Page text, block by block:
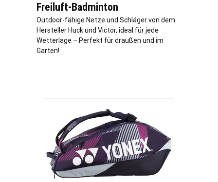
Freiluft-Badminton
Outdoor-fähige Netze und Schläger von dem
Hersteller Huck und Victor, ideal für jede
Wetterlage – Perfekt für draußen und im
Garten!